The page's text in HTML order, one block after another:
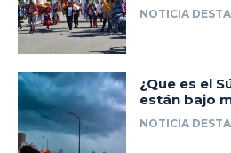
NOTICIA
¿Que es el
están bajo
NOTICIA